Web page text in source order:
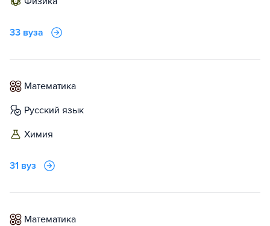
33 вуза
математика
русский язык
химия
31 вуз
математика